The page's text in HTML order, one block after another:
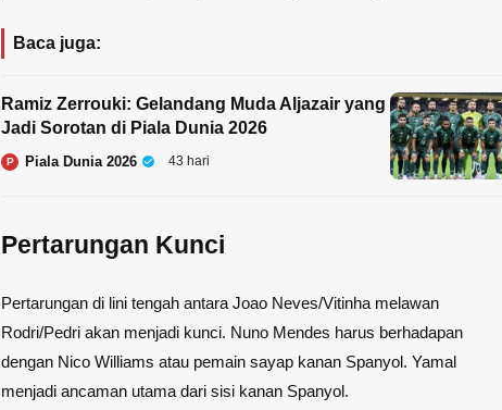
Baca juga:
Ramiz Zerrouki: Gelandang Muda Aljazair yang
Jadi Sorotan di Piala Dunia 2026
P Piala Dunia 2026 43 hari
Pertarungan Kunci
Pertarungan di lini tengah antara Joao Neves/Vitinha melawan
Rodri/Pedri akan menjadi kunci. Nuno Mendes harus berhadapan
dengan Nico Williams atau pemain sayap kanan Spanyol. Yamal
menjadi ancaman utama dari sisi kanan Spanyol.